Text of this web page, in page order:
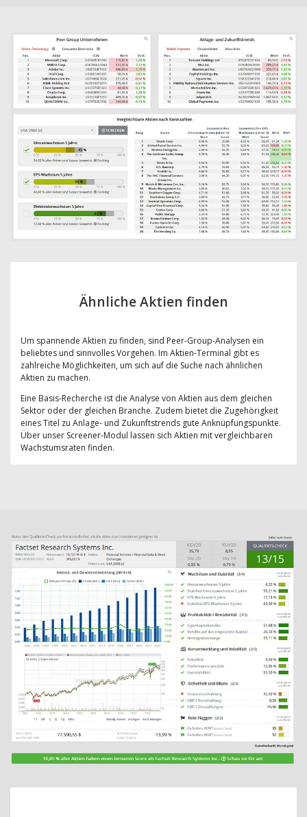
Ähnliche Aktien finden
Um spannende Aktien zu finden, sind Peer-Group-Analysen ein
beliebtes und sinnvolles Vorgehen. Im Aktien-Terminal gibt es
zahlreiche Möglichkeiten, um sich auf die Suche nach ähnlichen
Aktien zu machen.
Eine Basis-Recherche ist die Analyse von Aktien aus dem gleichen
Sektor oder der gleichen Branche. Zudem bietet die Zugehörigkeit
eines Titel zu Anlage- und Zukunftstrends gute Anknüpfungspunkte.
Über unser Screener-Modul lassen sich Aktien mit vergleichbaren
Wachstumsraten finden.